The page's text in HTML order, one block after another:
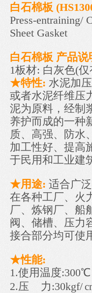
白石棉板
Press-entraining/
Sheet Gasket
白石棉板 产品说
1板材: 白灰色(
★特性: 水泥加
或者水泥纤维压
泥为原料，经制
养护而成的一种
质、高强、防水
加工性好、提高
于民用和工业建
★用途: 适合广
在各种工厂、火
厂、炼钢厂、船
阀、储槽、压力
接合部分均可使
★性能:
1.使用温度:300℃
2.压 力:30kgf/